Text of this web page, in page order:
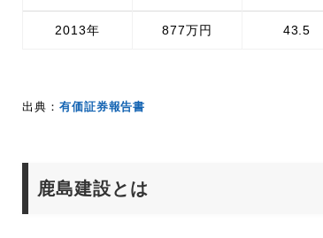
2013年 877万円 43.5
出典： 有価証券報告書
鹿島建設とは